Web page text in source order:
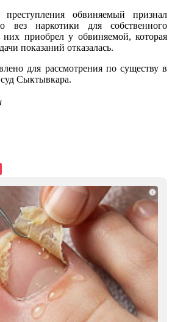
обвиняемый признал
вез наркотики для собственного
них приобрел у обвиняемой, которая
показаний отказалась.
для рассмотрения по существу в
Сыктывкара.
i